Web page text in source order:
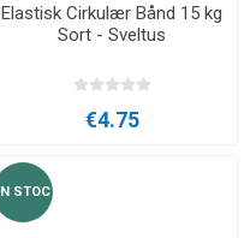
Elastisk Cirkulær Bånd 15 kg
Sort - Sveltus
€4.75
IN STOC